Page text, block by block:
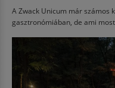
A Zwack Unicum már számos
gasztronómiában, de ami